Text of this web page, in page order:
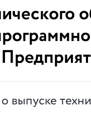
выпуске